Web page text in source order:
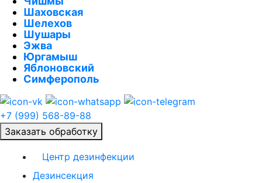
Шаховская
Шелехов
Шушары
Эжва
Юргамыш
Яблоновский
Симферополь
+7 (999) 568-89-88
Заказать обработку
Центр дезинфекции
Дезинсекция